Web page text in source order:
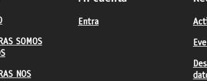
SOMOS
NOS
Entra